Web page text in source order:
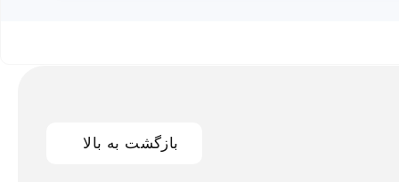
بازگشت به بالا